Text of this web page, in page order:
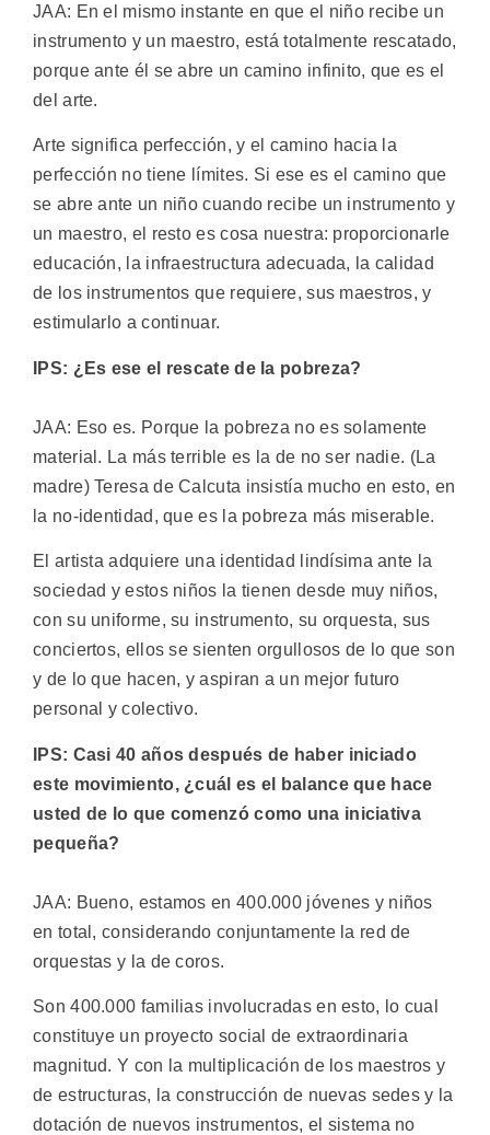
JAA: En el mismo instante en que el niño recibe un
instrumento y un maestro, está totalmente rescatado,
porque ante él se abre un camino infinito, que es el
del arte.
Arte significa perfección, y el camino hacia la
perfección no tiene límites. Si ese es el camino que
se abre ante un niño cuando recibe un instrumento y
un maestro, el resto es cosa nuestra: proporcionarle
educación, la infraestructura adecuada, la calidad
de los instrumentos que requiere, sus maestros, y
estimularlo a continuar.
IPS: ¿Es ese el rescate de la pobreza?
JAA: Eso es. Porque la pobreza no es solamente
material. La más terrible es la de no ser nadie. (La
madre) Teresa de Calcuta insistía mucho en esto, en
la no-identidad, que es la pobreza más miserable.
El artista adquiere una identidad lindísima ante la
sociedad y estos niños la tienen desde muy niños,
con su uniforme, su instrumento, su orquesta, sus
conciertos, ellos se sienten orgullosos de lo que son
y de lo que hacen, y aspiran a un mejor futuro
personal y colectivo.
IPS: Casi 40 años después de haber iniciado
este movimiento, ¿cuál es el balance que hace
usted de lo que comenzó como una iniciativa
pequeña?
JAA: Bueno, estamos en 400.000 jóvenes y niños
en total, considerando conjuntamente la red de
orquestas y la de coros.
Son 400.000 familias involucradas en esto, lo cual
constituye un proyecto social de extraordinaria
magnitud. Y con la multiplicación de los maestros y
de estructuras, la construcción de nuevas sedes y la
dotación de nuevos instrumentos, el sistema no